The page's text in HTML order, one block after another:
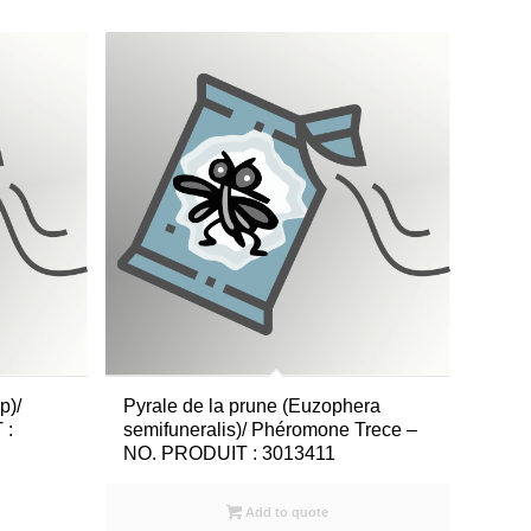
:
Pyrale de la prune (Euzophera
semifuneralis)/ Phéromone Trece –
NO. PRODUIT : 3013411
Add to quote